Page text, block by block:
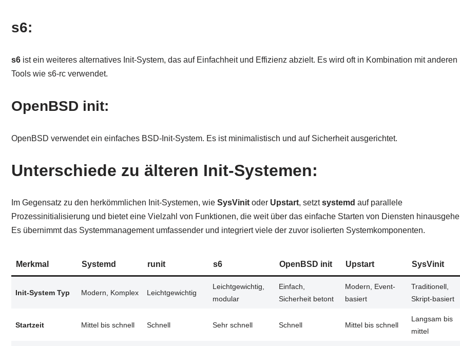
s6:
s6ist ein weiteres alternatives Init-System, das auf Einfachheit und Effizienz abzielt. Es wird oft in Kombination mit anderen
Tools wie s6-rc verwendet.
OpenBSD init:
OpenBSD verwendet ein einfaches BSD-Init-System. Es ist minimalistisch und auf Sicherheit ausgerichtet.
Unterschiede zu älteren Init-Systemen:
Im Gegensatz zu den herkömmlichen Init-Systemen, wie SysVinitoder Upstart, setztsystemd auf parallele
Prozessinitialisierung und bietet eine Vielzahl von Funktionen, die weit über das einfache Starten von Diensten
Es übernimmt das Systemmanagement umfassender und integriert viele der zuvor isolierten Systemkomponenten.
Merkmal Systemd runit s6 OpenBSD init Upstart SysVinit
Init-System Typ Modern, Komplex Leichtgewichtig
Leichtgewichtig,
modular
Einfach,
Sicherheit betont
Modern, Event-
basiert
Traditionell,
Skript-basiert
Startzeit Mittel bis schnell Schnell Sehr schnell Schnell Mittel bis schnell
Langsam bis
mittel